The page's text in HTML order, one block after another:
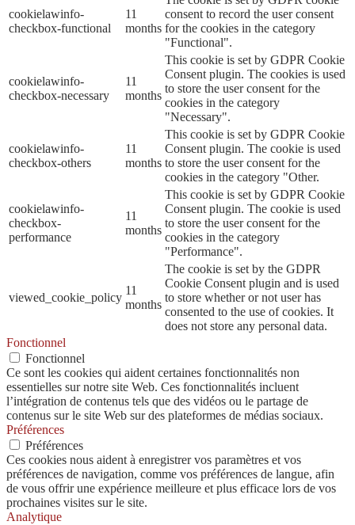
cookielawinfo-
checkbox-functional
11
months
consent to record the user consent
for the cookies in the category
"Functional".
cookielawinfo-
checkbox-necessary
11
months
This cookie is set by GDPR Cookie
Consent plugin. The cookies is used
to store the user consent for the
cookies in the category
"Necessary".
cookielawinfo-
checkbox-others
11
months
This cookie is set by GDPR Cookie
Consent plugin. The cookie is used
to store the user consent for the
cookies in the category "Other.
cookielawinfo-
checkbox-
performance
11
months
This cookie is set by GDPR Cookie
Consent plugin. The cookie is used
to store the user consent for the
cookies in the category
"Performance".
viewed_cookie_policy
11
months
The cookie is set by the GDPR
Cookie Consent plugin and is used
to store whether or not user has
consented to the use of cookies. It
does not store any personal data.
Fonctionnel
Fonctionnel
Ce sont les cookies qui aident certaines fonctionnalités non
essentielles sur notre site Web. Ces fonctionnalités incluent
l’intégration de contenus tels que des vidéos ou le partage de
contenus sur le site Web sur des plateformes de médias sociaux.
Préférences
Préférences
Ces cookies nous aident à enregistrer vos paramètres et vos
préférences de navigation, comme vos préférences de langue, afin
de vous offrir une expérience meilleure et plus efficace lors de vos
prochaines visites sur le site.
Analytique